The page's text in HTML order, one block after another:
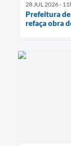
28 JUL 2026 -
Prefeitura
refaça obra